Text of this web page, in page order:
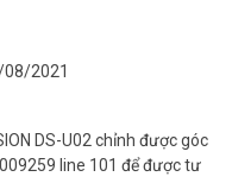
08/2021
DS-U02 chỉnh được góc
line 101 để được tư